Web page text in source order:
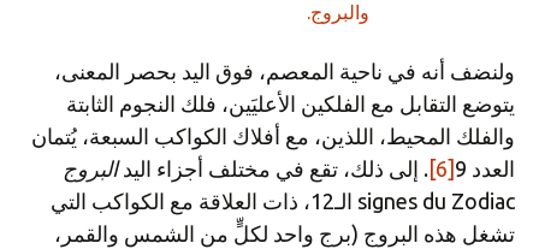
ولنضف أنه في ناحية المعصم، فوق اليد بحصر المعنى،
يتوضع التقابل مع الفلكين الأعليَين، فلك النجوم الثابتة
والفلك المحيط، اللذين، مع أفلاك الكواكب السبعة، يُتمان
العدد 9
[6] . إلى ذلك، تقع في مختلف أجزاء اليدالبروج
signes du Zodiac الـ12، ذات العلاقة مع الكواكب التي
تشغل هذه البروج (برج واحد لكلٍّ من الشمس والقمر،